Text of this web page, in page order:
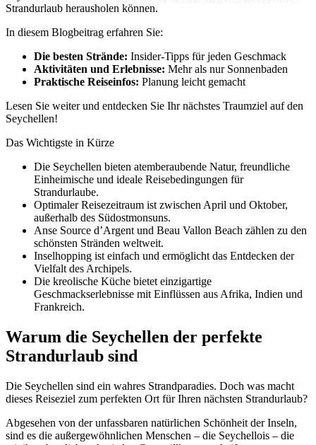
Strandurlaub herausholen können.
In diesem Blogbeitrag erfahren Sie:
Die besten Strände: Insider-Tipps für jeden Geschmack
Aktivitäten und Erlebnisse: Mehr als nur Sonnenbaden
Praktische Reiseinfos: Planung leicht gemacht
Lesen Sie weiter und entdecken Sie Ihr nächstes Traumziel auf den
Seychellen!
Das Wichtigste in Kürze
Die Seychellen bieten atemberaubende Natur, freundliche
Einheimische und ideale Reisebedingungen für
Strandurlaube.
Optimaler Reisezeitraum ist zwischen April und Oktober,
außerhalb des Südostmonsuns.
Anse Source d’Argent und Beau Vallon Beach zählen zu den
schönsten Stränden weltweit.
Inselhopping ist einfach und ermöglicht das Entdecken der
Vielfalt des Archipels.
Die kreolische Küche bietet einzigartige
Geschmackserlebnisse mit Einflüssen aus Afrika, Indien und
Frankreich.
Warum die Seychellen der perfekte
Strandurlaub sind
Die Seychellen sind ein wahres Strandparadies. Doch was macht
dieses Reiseziel zum perfekten Ort für Ihren nächsten Strandurlaub?
Abgesehen von der unfassbaren natürlichen Schönheit der Inseln,
sind es die außergewöhnlichen Menschen – die Seychellois – die